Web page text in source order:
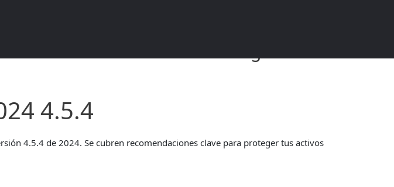
de Prácticas de Seguridad de
4.5.4
4.5.4 de 2024. Se cubren recomendaciones clave para proteger tus activos